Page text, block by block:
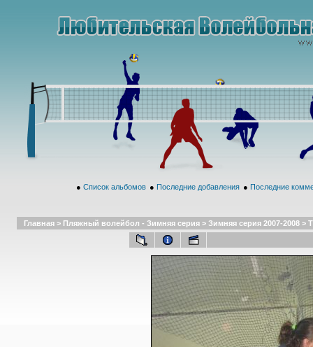
● Список альбомов ● Последние добавления ● Последние
Главная > Пляжный волейбол - Зимняя серия > Зимняя серия 2007-2008 >